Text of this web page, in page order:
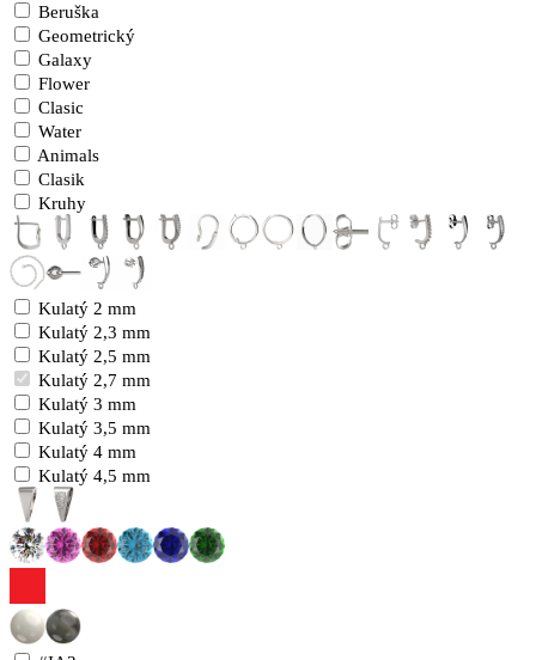
Beruška
Geometrický
Galaxy
Flower
Clasic
Water
Animals
Clasik
Kruhy
Kulatý 2 mm
Kulatý 2,3 mm
Kulatý 2,5 mm
Kulatý 2,7 mm
Kulatý 3 mm
Kulatý 3,5 mm
Kulatý 4 mm
Kulatý 4,5 mm